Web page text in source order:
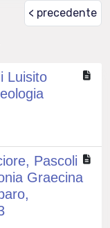
< precedente
Luisito
Pascoli
Graecina